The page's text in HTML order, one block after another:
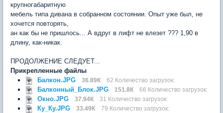
крупногабаритную
мебель типа дивана в собранном состоянии. Опыт уже был, не
хочется повторять,
ан как бы не пришлось... А вдруг в лифт не влезет ??? 1,90 в
длину, как-никак.
ПРОДОЛЖЕНИЕ СЛЕДУЕТ...
Прикрепленные файлы
Балкон.JPG
36.89К 62 Количество загрузок:
Балконный_Блок.JPG 151.8К 66 Количество загрузок:
Окно.JPG 37.94К 31 Количество загрузок:
Ку_Ку.JPG 33.49К 79 Количество загрузок: